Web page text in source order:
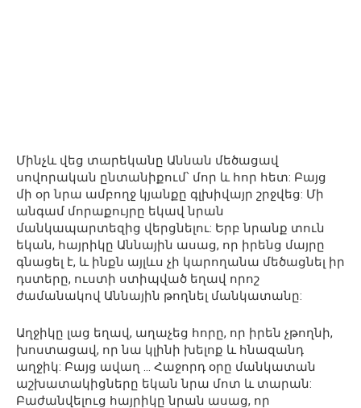
Մինչև վեց տարեկանը Աննան մեծացավ
սովորական ընտանիքում՝ մոր և հոր հետ: Բայց
մի օր նրա ամբողջ կյանքը գլխիվայր շրջվեց: Մի
անգամ մորաքույրը եկավ նրան
մանկապարտեզից վերցնելու: Երբ նրանք տուն
եկան, հայրիկը Աննային ասաց, որ իրենց մայրը
գնացել է, և ինքն այլևս չի կարողանա մեծացնել իր
դստերը, ուստի ստիպված եղավ որոշ
ժամանակով Աննային թողնել մանկատանը:
Աղջիկը լաց եղավ, աղաչեց հորը, որ իրեն չթողնի,
խոստացավ, որ նա կլինի խելոք և հնազանդ
աղջիկ: Բայց ավաղ … Հաջորդ օրը մանկատան
աշխատակիցները եկան նրա մոտ և տարան:
Բաժանվելուց հայրիկը նրան ասաց, որ